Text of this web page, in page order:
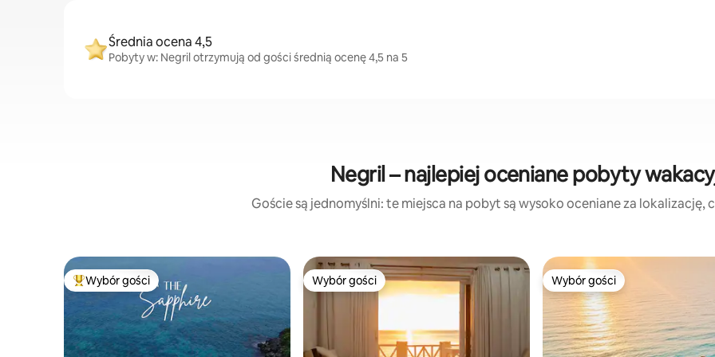
Średnia ocena 4,5
Pobyty w: Negril otrzymują od gości średnią ocenę 4,5 na 5
Negril – najlepiej oceniane pobyty
Goście są jednomyślni: te miejsca na pobyt są wysoko oceniane za lokalizację,
Najpopularniejsze z kategorii Wybór gości
Wybór gości Wybór gości
Wybór gości Wybór gości
Wybór gości